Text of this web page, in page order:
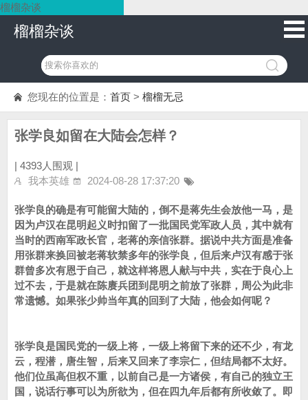
榴榴杂谈
榴榴杂谈
您现在的位置是： 首页 > 榴榴无忌
张学良如留在大陆会怎样？
| 4393人围观 |
我本英雄
2024-08-28 17:37:20
张学良的确是有可能留大陆的，倒不是蒋先生会放他一马，是
因为卢汉在昆明起义时扣留了一批国民党军政人员，其中就有
当时的西南军政长官，老蒋的亲信张群。据说中共方面是准备
用张群来换回被老蒋软禁多年的张学良，但后来卢汉有感于张
群曾多次有恩于自己，就这样将恩人献与中共，实在于良心上
过不去，于是就在陈赓兵团到昆明之前放了张群，周公为此非
常遗憾。如果张少帅当年真的回到了大陆，他会如何呢？
张学良是国民党的一级上将，一级上将留下来的还不少，有龙
云，程潜，唐生智，后来又回来了李宗仁，但结局都不太好。
他们位虽高但权不重，以前自己是一方诸侯，有自己的独立王
国，说话行事可以为所欲为，但在四九年后都有所收敛了。即